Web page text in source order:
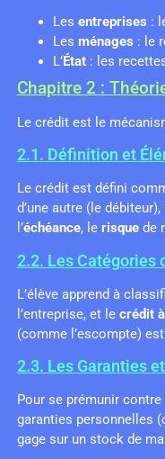
Les entreprises :
Les ménages : le
L’État: les
Chapitre 2 :
Le crédit est le
2.1. Définition et
Le crédit est défini
d’une autre (le
l’échéance, le risquede
2.2. Les Catégories
L’élève apprend à
l’entreprise, et le crédit
(comme l’escompte)
2.3. Les Garanties
Pour se prémunir
garanties personnelles
gage sur un stock de